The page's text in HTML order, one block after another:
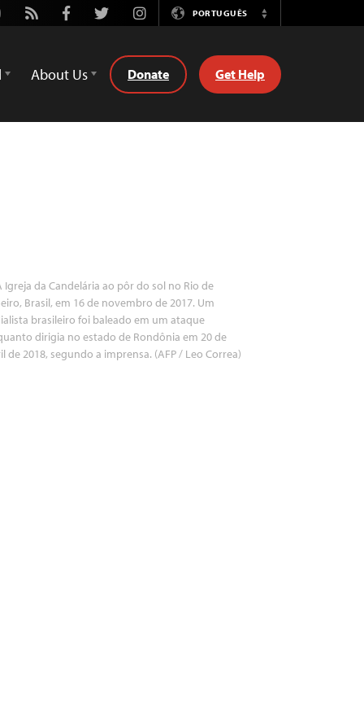
Rss FacebookTwitterInstagramPORTUGUÊS
Switch
About Us Donate Get Help
Igreja da Candelária ao pôr do sol no Rio de
Brasil, em 16 de novembro de 2017. Um
brasileiro foi baleado em um ataque
dirigia no estado de Rondônia em 20 de
de 2018, segundo a imprensa. (AFP / Leo Correa)